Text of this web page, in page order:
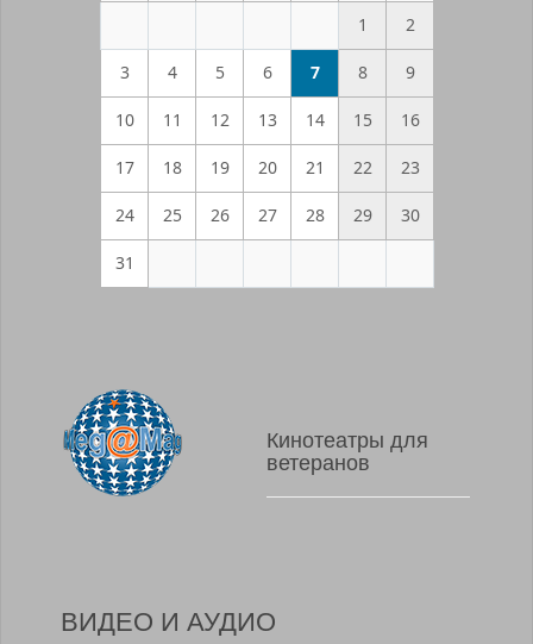
1
2
3 4 5 6 7 8 9
10 11 12 13 14 15 16
17 18 19 20 21 22 23
24 25 26 27 28 29 30
31
Кинотеатры для
ветеранов
ВИДЕО И АУДИО